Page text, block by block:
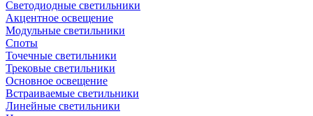
Светодиодные светильники
Акцентное освещение
Модульные светильники
Споты
Точечные светильники
Трековые светильники
Основное освещение
Встраиваемые светильники
Линейные светильники